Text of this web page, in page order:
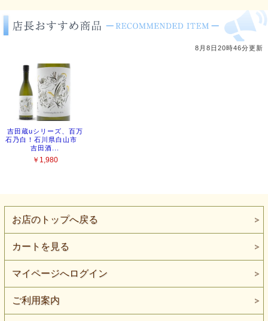
お店のトップへ戻る
カートを見る
マイページへログイン
ご利用案内